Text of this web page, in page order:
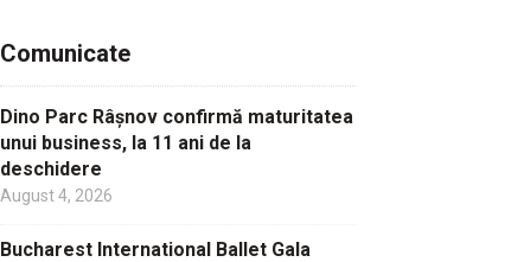
Comunicate
Dino Parc Râșnov confirmă maturitatea
unui business, la 11 ani de la
deschidere
August 4, 2026
Bucharest International Ballet Gala